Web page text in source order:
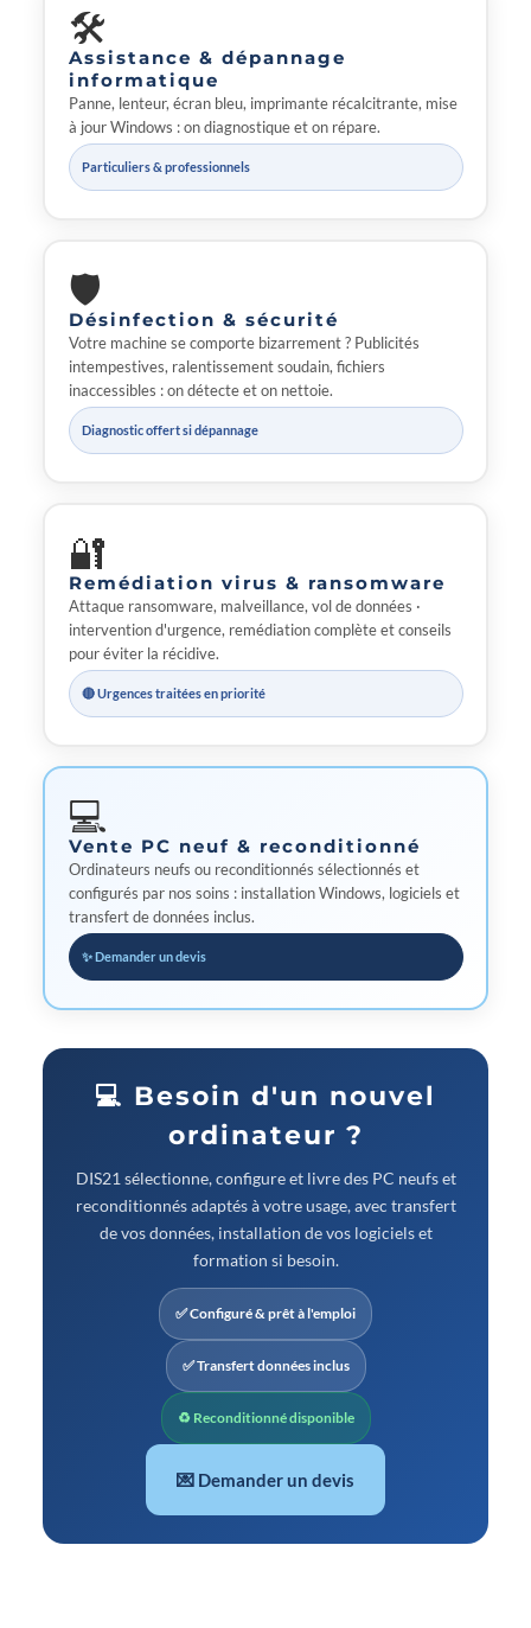
🛠
Assistance & dépannage
informatique
Panne, lenteur, écran bleu, imprimante récalcitrante, mise
à jour Windows : on diagnostique et on répare.
Particuliers & professionnels
🛡
Désinfection & sécurité
Votre machine se comporte bizarrement ? Publicités
intempestives, ralentissement soudain, fichiers
inaccessibles : on détecte et on nettoie.
Diagnostic offert si dépannage
🔐
Remédiation virus & ransomware
Attaque ransomware, malveillance, vol de données ·
intervention d'urgence, remédiation complète et conseils
pour éviter la récidive.
🔴 Urgences traitées en priorité
💻
Vente PC neuf & reconditionné
Ordinateurs neufs ou reconditionnés sélectionnés et
configurés par nos soins : installation Windows, logiciels et
transfert de données inclus.
✨ Demander un devis
💻 Besoin d'un nouvel
ordinateur ?
DIS21 sélectionne, configure et livre des PC neufs et
reconditionnés adaptés à votre usage, avec transfert
de vos données, installation de vos logiciels et
formation si besoin.
✅ Configuré & prêt à l'emploi
✅ Transfert données inclus
♻ Reconditionné disponible
💌 Demander un devis